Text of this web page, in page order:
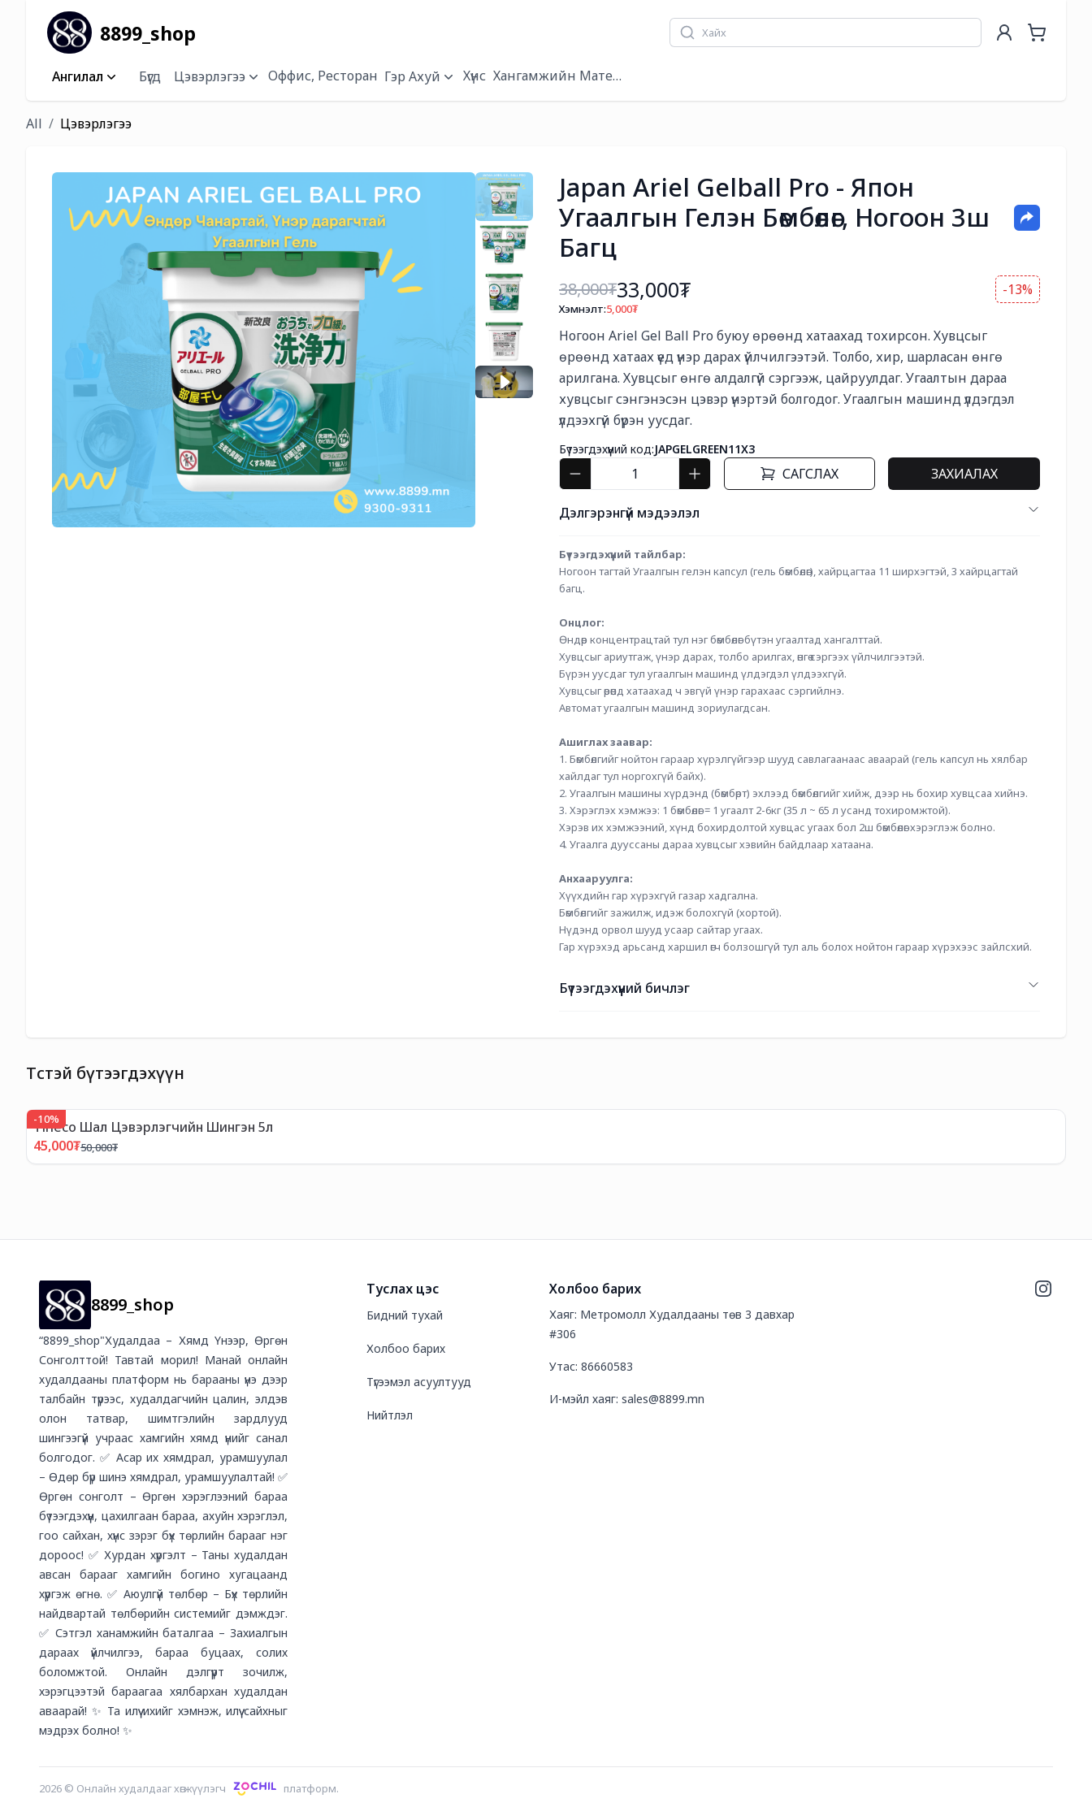
8899_shop
Ангилал Бүгд Цэвэрлэгээ Оффис, Ресторан Гэр Ахуй Хүнс Хангамжийн Материал
All Цэвэрлэгээ
Japan Ariel Gelball Pro - Япон
Угаалгын Гелэн Бөмбөлөг, Ногоон 3ш
Багц
38,000₮33,000₮ -13%
Хэмнэлт:5,000₮
Ногоон Ariel Gel Ball Pro буюу өрөөнд хатаахад тохирсон. Хувцсыг
өрөөнд хатаах үед үнэр дарах үйлчилгээтэй. Толбо, хир, шарласан өнгө
арилгана. Хувцсыг өнгө алдалгүй сэргээж, цайруулдаг. Угаалтын дараа
хувцсыг сэнгэнэсэн цэвэр үнэртэй болгодог. Угаалгын машинд үлдэгдэл
үлдээхгүй бүрэн уусдаг.
Бүтээгдэхүүний код:JAPGELGREEN11X3
САГСЛАХ ЗАХИАЛАХ
Дэлгэрэнгүй мэдээлэл
Бүтээгдэхүүний тайлбар:
Ногоон тагтай Угаалгын гелэн капсул (гель бөмбөлөг), хайрцагтаа 11 ширхэгтэй, 3 хайрцагтай
багц.
Онцлог:
Өндөр концентрацтай тул нэг бөмбөлөг бүтэн угаалтад хангалттай.
Хувцсыг ариутгаж, үнэр дарах, толбо арилгах, өнгө сэргээх үйлчилгээтэй.
Бүрэн уусдаг тул угаалгын машинд үлдэгдэл үлдээхгүй.
Хувцсыг өрөөнд хатаахад ч эвгүй үнэр гарахаас сэргийлнэ.
Автомат угаалгын машинд зориулагдсан.
Ашиглах заавар:
1. Бөмбөлгийг нойтон гараар хүрэлгүйгээр шууд савлагаанаас аваарай (гель капсул нь хялбар
хайлдаг тул норгохгүй байх).
2. Угаалгын машины хүрдэнд (бөмбөрт) эхлээд бөмбөлгийг хийж, дээр нь бохир хувцсаа хийнэ.
3. Хэрэглэх хэмжээ: 1 бөмбөлөг = 1 угаалт 2-6кг (35 л ~ 65 л усанд тохиромжтой).
Хэрэв их хэмжээний, хүнд бохирдолтой хувцас угаах бол 2ш бөмбөлөг хэрэглэж болно.
4. Угаалга дууссаны дараа хувцсыг хэвийн байдлаар хатаана.
Анхааруулга:
Хүүхдийн гар хүрэхгүй газар хадгална.
Бөмбөлгийг зажилж, идэж болохгүй (хортой).
Нүдэнд орвол шууд усаар сайтар угаах.
Гар хүрэхэд арьсанд харшил өгч болзошгүй тул аль болох нойтон гараар хүрэхээс зайлсхий.
Бүтээгдэхүүний бичлэг
Төстэй бүтээгдэхүүн
-10%
Tineco Шал Цэвэрлэгчийн Шингэн 5л
45,000₮50,000₮
8899_shop
“8899_shop"Худалдаа – Хямд Үнээр, Өргөн
Сонголттой! Тавтай морил! Манай онлайн
худалдааны платформ нь барааны үнэ дээр
талбайн түрээс, худалдагчийн цалин, элдэв
олон татвар, шимтгэлийн зардлууд
шингээгүй учраас хамгийн хямд үнийг санал
болгодог. ✅ Асар их хямдрал, урамшуулал
– Өдөр бүр шинэ хямдрал, урамшуулалтай! ✅
Өргөн сонголт – Өргөн хэрэглээний бараа
бүтээгдэхүүн, цахилгаан бараа, ахуйн хэрэглэл,
гоо сайхан, хүнс зэрэг бүх төрлийн барааг нэг
дороос! ✅ Хурдан хүргэлт – Таны худалдан
авсан барааг хамгийн богино хугацаанд
хүргэж өгнө. ✅ Аюулгүй төлбөр – Бүх төрлийн
найдвартай төлбөрийн системийг дэмждэг.
✅ Сэтгэл ханамжийн баталгаа – Захиалгын
дараах үйлчилгээ, бараа буцаах, солих
боломжтой. Онлайн дэлгүүрт зочилж,
хэрэгцээтэй бараагаа хялбархан худалдан
аваарай! ✨ Та илүү ихийг хэмнэж, илүү сайхныг
мэдрэх болно! ✨
Туслах цэс
Бидний тухай
Холбоо барих
Түгээмэл асуултууд
Нийтлэл
Холбоо барих
Хаяг: Метромолл Худалдааны төв 3 давхар
#306
Утас: 86660583
И-мэйл хаяг: sales@8899.mn
2026 © Онлайн худалдааг хөгжүүлэгч платформ.